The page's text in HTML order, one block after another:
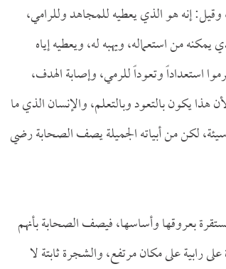
إنه هو الذي يعطيه للمجاهد وللرامي،
من استعماله، ويهبه له، ويعطيه إياه
استعداداً وتعوداً للرمي، وإصابة الهدف،
يكون بالتعود وبالتعلم، والإنسان الذي ما
سيئة، لكن من أبياته الجميلة يصف الصحابة رضي
بعروقها وأساسها، فيصف الصحابة بأنهم
رابية على مكان مرتفع، والشجرة ثابتة لا